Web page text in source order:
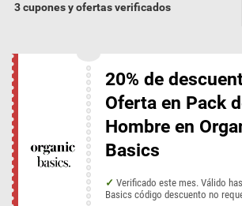
3 cupones y ofertas verificados
20% de
Oferta en Pack
Hombre en
Basics
Verificado este mes. Válido
Basics código descuento no